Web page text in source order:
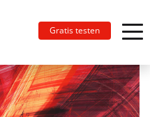
Gratis testen